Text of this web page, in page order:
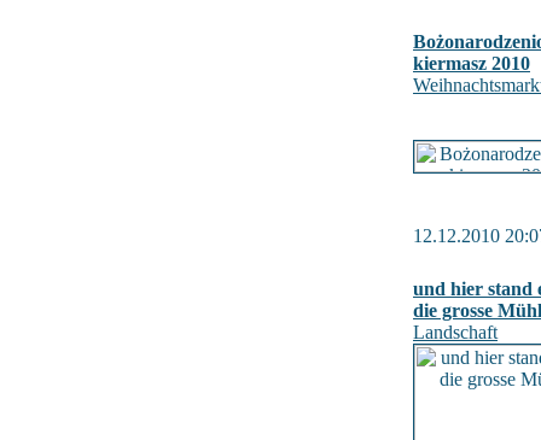
kiermasz 2010
12.12.2010
und hier stand
die grosse
Landschaft